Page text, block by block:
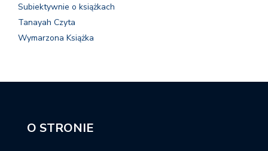
Subiektywnie o książkach
Tanayah Czyta
Wymarzona Książka
O STRONIE